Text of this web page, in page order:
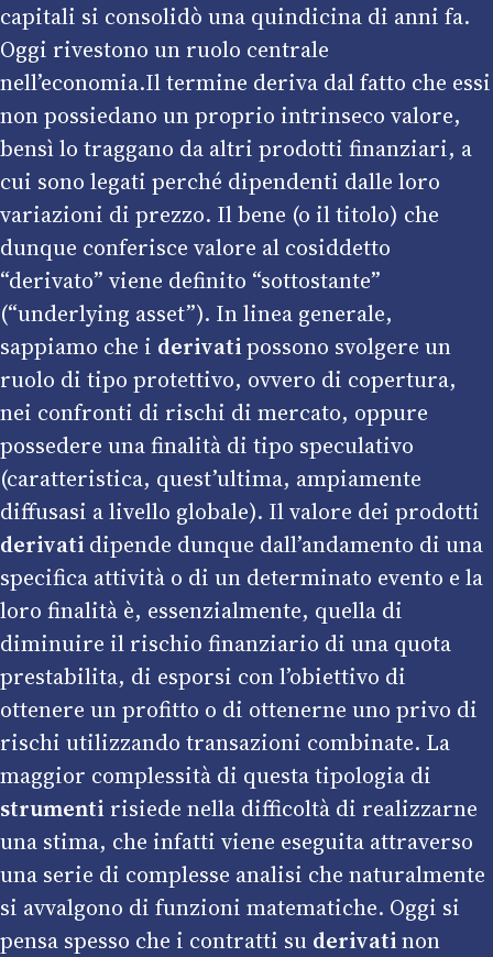
capitali si consolidò una quindicina di anni fa.
Oggi rivestono un ruolo centrale
nell’economia.Il termine deriva dal fatto che essi
non possiedano un proprio intrinseco valore,
bensì lo traggano da altri prodotti finanziari, a
cui sono legati perché dipendenti dalle loro
variazioni di prezzo. Il bene (o il titolo) che
dunque conferisce valore al cosiddetto
“derivato” viene definito “sottostante”
(“underlying asset”). In linea generale,
sappiamo che i derivatipossono svolgere un
ruolo di tipo protettivo, ovvero di copertura,
nei confronti di rischi di mercato, oppure
possedere una finalità di tipo speculativo
(caratteristica, quest’ultima, ampiamente
diffusasi a livello globale). Il valore dei prodotti
derivatidipende dunque dall’andamento di una
specifica attività o di un determinato evento e la
loro finalità è, essenzialmente, quella di
diminuire il rischio finanziario di una quota
prestabilita, di esporsi con l’obiettivo di
ottenere un profitto o di ottenerne uno privo di
rischi utilizzando transazioni combinate. La
maggior complessità di questa tipologia di
strumenti risiede nella difficoltà di realizzarne
una stima, che infatti viene eseguita attraverso
una serie di complesse analisi che naturalmente
si avvalgono di funzioni matematiche. Oggi si
pensa spesso che i contratti su derivatinon